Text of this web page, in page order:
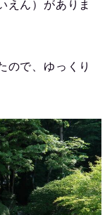
えん）がありま
ので、ゆっくり